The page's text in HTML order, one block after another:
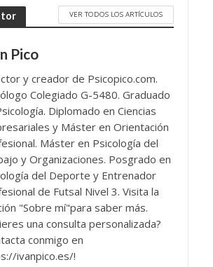
VER TODOS LOS ARTÍCULOS
Pico
y creador de Psicopico.com.
Colegiado G-5480. Graduado
Diplomado en Ciencias
y Máster en Orientación
Máster en Psicología del
y Organizaciones. Posgrado en
del Deporte y Entrenador
de Futsal Nivel 3. Visita la
"Sobre mí"para saber más.
una consulta personalizada?
conmigo en
ivanpico.es/!